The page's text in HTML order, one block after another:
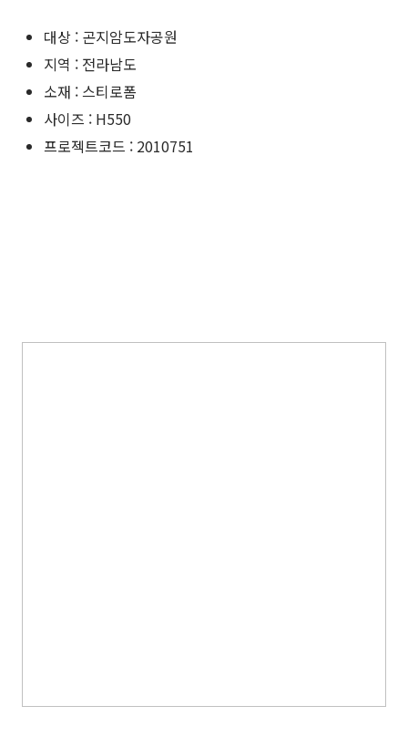
대상 : 곤지암도자공원
지역 : 전라남도
소재 : 스티로폼
사이즈 : H550
프로젝트코드 : 2010751